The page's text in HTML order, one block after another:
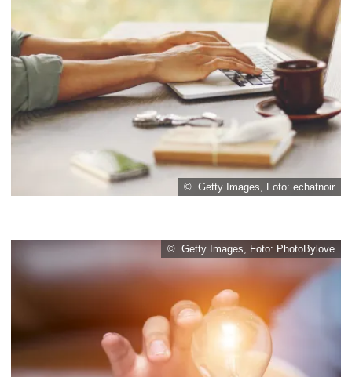
© Getty Images, Foto: echatnoir
© Getty Images, Foto: PhotoBylove